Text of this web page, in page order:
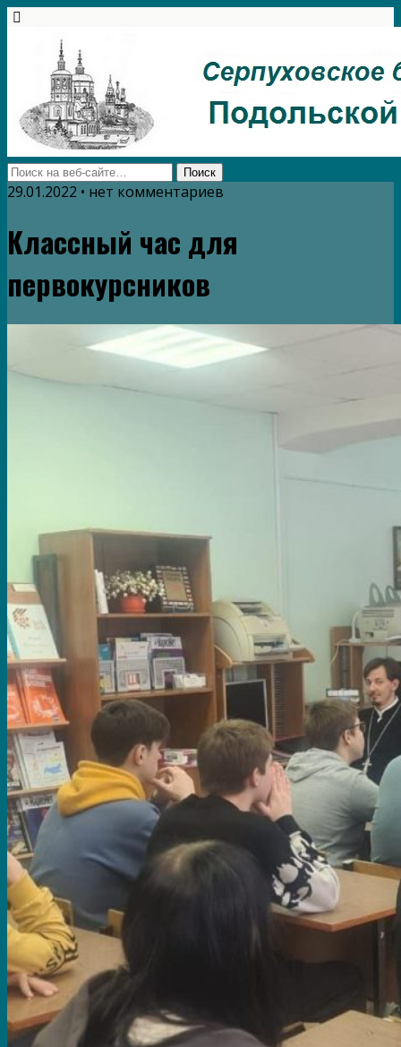
29.01.2022 • нет комментариев
Классный час для
первокурсников